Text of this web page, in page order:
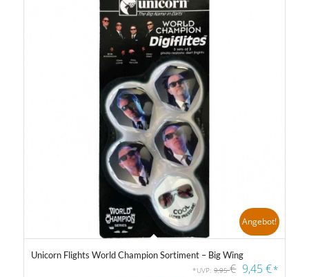
Unicorn Flights World Champion Sortiment – Big Wing
*UVP: 9,95€ 9,45€*
Angebot!